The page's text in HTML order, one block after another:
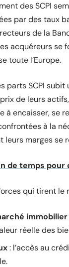
des SCPI
par des taux
de la
acquéreurs se
toute l’Europe.
parts SCPI
de leurs
à encaisser, se
à la
leurs marges se
de temps pour
qui tirent le
immobilier
réelle des
: l’accès au